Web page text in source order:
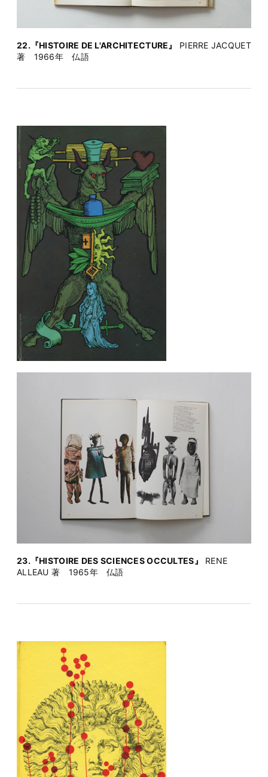
22.『HISTOIRE DE L'ARCHITECTURE』
PIERRE JACQUET
著 1966年 仏語
23.『HISTOIRE DES SCIENCES OCCULTES』
RENE
ALLEAU 著 1965年 仏語